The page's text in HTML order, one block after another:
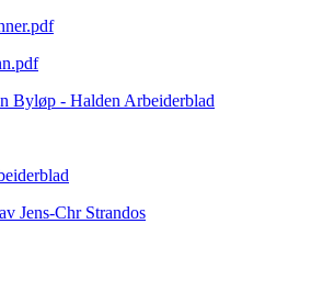
Byløp - Halden Arbeiderblad
Jens-Chr Strandos